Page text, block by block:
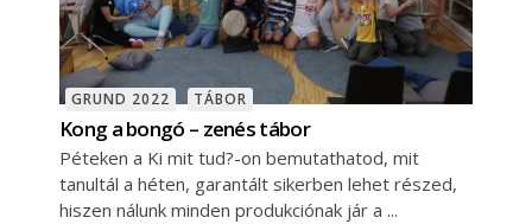
GRUND 2022 TÁBOR
Kong a bongó – zenés tábor
Péteken a Ki mit tud?-on bemutathatod, mit
tanultál a héten, garantált sikerben lehet részed,
hiszen nálunk minden produkciónak jár a